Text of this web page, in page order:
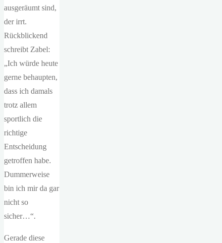
ausgeräumt sind,
der irrt.
Rückblickend
schreibt Zabel:
„Ich würde heute
gerne behaupten,
dass ich damals
trotz allem
sportlich die
richtige
Entscheidung
getroffen habe.
Dummerweise
bin ich mir da gar
nicht so
sicher…“.
Gerade diese